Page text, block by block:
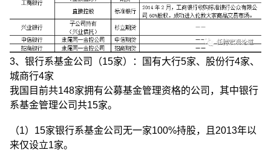
3、银行系基金公司（15家）：国有大行5家、股份行4家、
城商行4家
我国目前共148家拥有公募基金管理资格的公司，其中银行
系基金管理公司共15家。
（1）15家银行系基金公司无一家100%持股，且2013年以
来仅设立1家。